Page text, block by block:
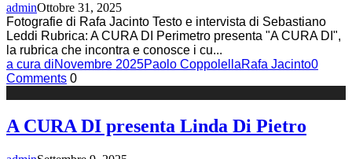
adminOttobre 31, 2025
Fotografie di Rafa Jacinto Testo e intervista di Sebastiano
Leddi Rubrica: A CURA DI Perimetro presenta "A CURA DI",
la rubrica che incontra e conosce i cu...
a cura diNovembre 2025Paolo CoppolellaRafa Jacinto0
Comments 0
A CURA DI presenta Linda Di Pietro